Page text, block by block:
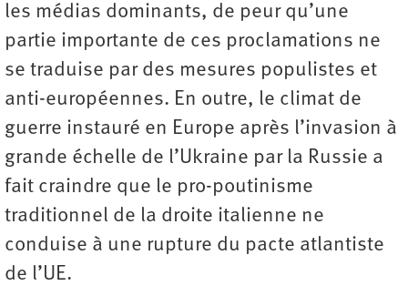
les médias dominants, de peur qu’une
partie importante de ces proclamations ne
se traduise par des mesures populistes et
anti-européennes. En outre, le climat de
guerre instauré en Europe après l’invasion à
grande échelle de l’Ukraine par la Russie a
fait craindre que le pro-poutinisme
traditionnel de la droite italienne ne
conduise à une rupture du pacte atlantiste
de l’UE.